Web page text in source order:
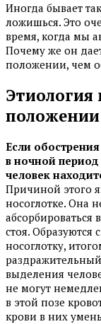
Иногда бывает
ложишься. Это
время, когда мы
Почему же он
положении, чем
положении
Если
в ночной период
человек
Причиной этого
носоглотке. Она
абсорбироваться
стоя. Образуются
носоглотку,
выделения
не могут
в этой позе
крови в них